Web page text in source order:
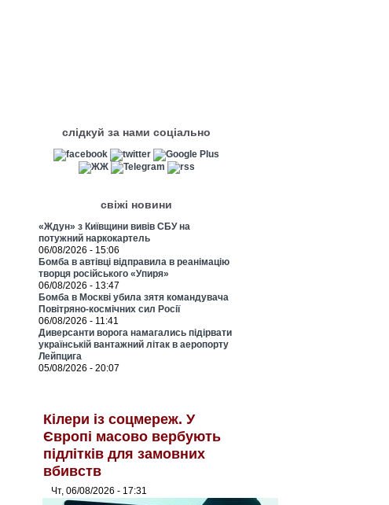
слідкуй за нами соціально
свіжі новини
«Ждун» з Київщини вивів СБУ на
потужний наркокартель
06/08/2026 - 15:06
Бомба в автівці відправила в реанімацію
творця російського «Упиря»
06/08/2026 - 13:47
Бомба в Москві убила зятя командувача
Повітряно-космічних сил Росії
06/08/2026 - 11:41
Диверсанти ворога намагались підірвати
українській вантажний літак в аеропорту
Лейпцига
05/08/2026 - 20:07
Кілери із соцмереж. У
Європі масово вербують
підлітків для замовних
вбивств
Чт, 06/08/2026 - 17:31